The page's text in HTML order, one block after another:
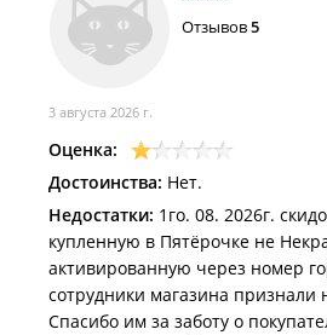
Отзывов5
3 августа 2026 г.
Оценка:
Достоинства: Нет.
Недостатки: 1го. 08. 2026г.
купленную в Пятёрочке не
активированную через номер
сотрудники магазина признали
Спасибо им за заботу о